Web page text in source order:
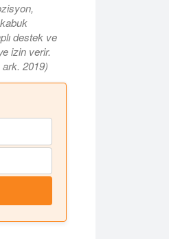
destek ve
izin verir.
2019)